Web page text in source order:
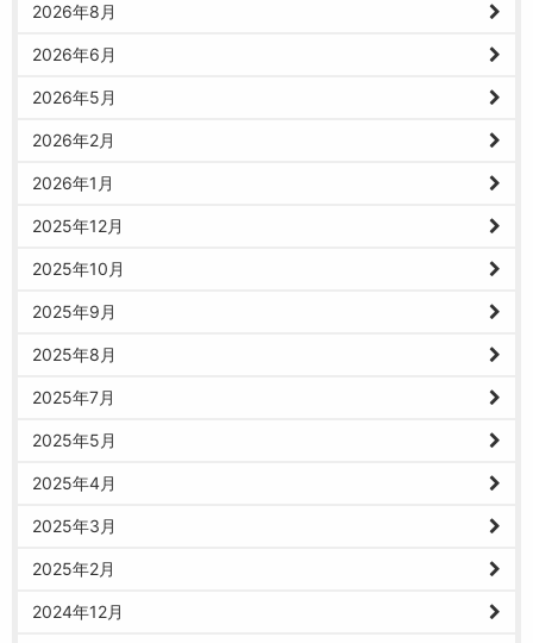
2026年8月
2026年6月
2026年5月
2026年2月
2026年1月
2025年12月
2025年10月
2025年9月
2025年8月
2025年7月
2025年5月
2025年4月
2025年3月
2025年2月
2024年12月